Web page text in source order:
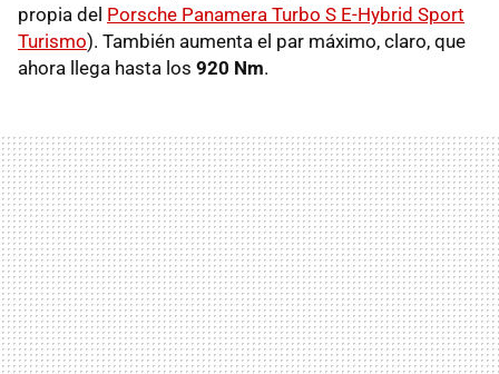
propia del Porsche Panamera Turbo S E-Hybrid Sport
Turismo). También aumenta el par máximo, claro, que
ahora llega hasta los 920 Nm.